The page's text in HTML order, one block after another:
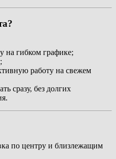
на гибком графике;
работу на свежем
сразу, без долгих
по центру и близлежащим